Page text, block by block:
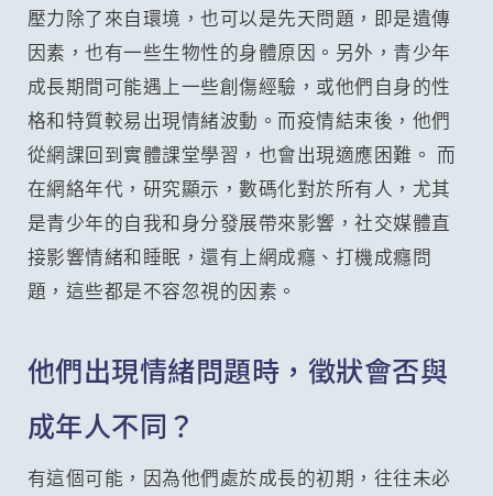
壓力除了來自環境，也可以是先天問題，即是遺傳
因素，也有一些生物性的身體原因。另外，青少年
成長期間可能遇上一些創傷經驗，或他們自身的性
格和特質較易出現情緒波動。而疫情結束後，他們
從網課回到實體課堂學習，也會出現適應困難。 而
在網絡年代，研究顯示，數碼化對於所有人，尤其
是青少年的自我和身分發展帶來影響，社交媒體直
接影響情緒和睡眠，還有上網成癮、打機成癮問
題，這些都是不容忽視的因素。
他們出現情緒問題時，徵狀會否與
成年人不同？
有這個可能，因為他們處於成長的初期，往往未必